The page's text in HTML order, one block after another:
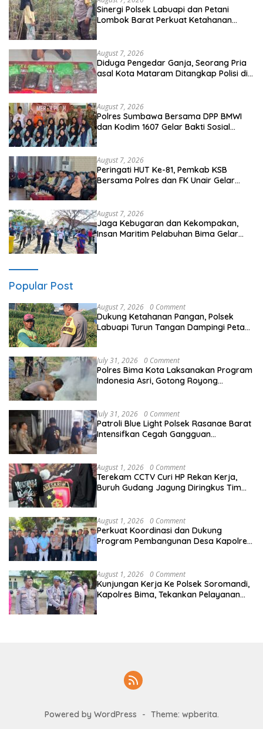
Sinergi Polsek Labuapi dan Petani
Lombok Barat Perkuat Ketahanan
August 7, 2026
Diduga Pengedar Ganja, Seorang Pria
asal Kota Mataram Ditangkap Polisi di
August 7, 2026
Polres Sumbawa Bersama DPP BMWI
dan Kodim 1607 Gelar Bakti Sosial
August 7, 2026
Peringati HUT Ke-81, Pemkab KSB
Bersama Polres dan FK Unair Gelar
August 7, 2026
Jaga Kebugaran dan Kekompakan,
Insan Maritim Pelabuhan Bima Gelar
Popular Post
August 7, 2026 0 Comment
Dukung Ketahanan Pangan, Polsek
Labuapi Turun Tangan Dampingi Petani
July 31, 2026 0 Comment
Polres Bima Kota Laksanakan Program
Indonesia Asri, Gotong Royong
July 31, 2026 0 Comment
Patroli Blue Light Polsek Rasanae Barat
Intensifkan Cegah Gangguan
August 1, 2026 0 Comment
Terekam CCTV Curi HP Rekan Kerja,
Buruh Gudang Jagung Diringkus Tim
August 1, 2026 0 Comment
Perkuat Koordinasi dan Dukung
Program Pembangunan Desa Kapolres
August 1, 2026 0 Comment
Kunjungan Kerja Ke Polsek Soromandi,
Kapolres Bima, Tekankan Pelayanan
Powered by WordPress - Theme: wpberita.